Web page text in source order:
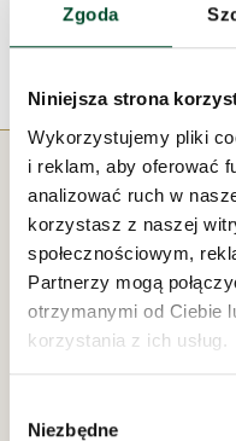
Zgoda
Niniejsza strona
Wykorzystujemy pliki
i reklam, aby oferować
analizować ruch w
korzystasz z naszej
społecznościowym,
Partnerzy mogą
otrzymanymi od Ciebie
korzystania z ich usług.
zgody
Niezbędne
oraz znaleziska
Pod